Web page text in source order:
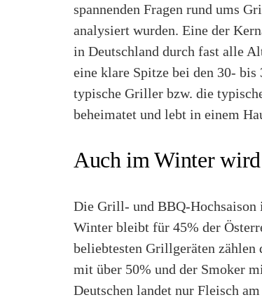
spannenden Fragen rund ums
analysiert wurden. Eine der
in Deutschland durch fast alle
eine klare Spitze bei den 30-
typische Griller bzw. die
beheimatet und lebt in einem
Auch im Winter
Die Grill- und BBQ-Hochsaison
Winter bleibt für 45% der
beliebtesten Grillgeräten
mit über 50% und der Smoker
Deutschen landet nur Fleisch